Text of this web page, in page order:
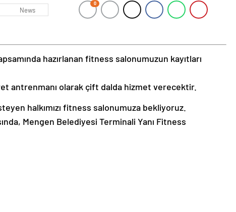
News
0
hazırlanan fitness salonumuzun kayıtları
antrenmanı olarak çift dalda hizmet verecektir.
halkımızı fitness salonumuza bekliyoruz.
Mengen Belediyesi Terminali Yanı Fitness